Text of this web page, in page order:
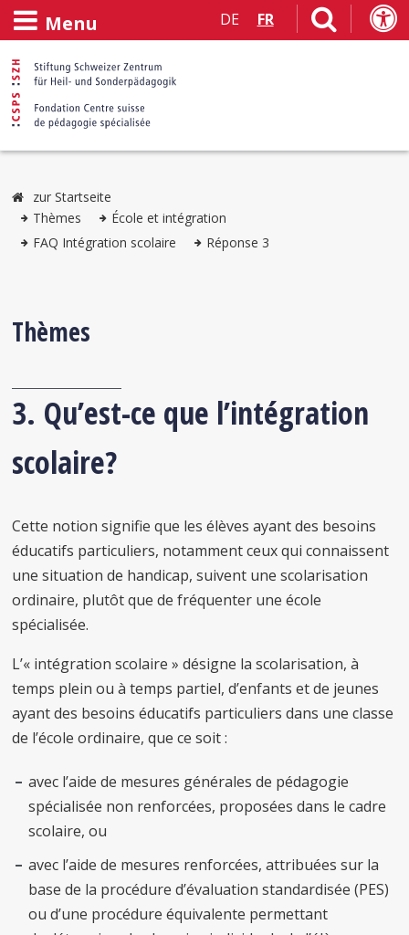
Menu DE FR
zur Startseite
Thèmes
École et intégration
FAQ Intégration scolaire
Réponse 3
Thèmes
3. Qu’est-ce que l’intégration
scolaire?
Cette notion signifie que les élèves ayant des besoins
éducatifs particuliers, notamment ceux qui connaissent
une situation de handicap, suivent une scolarisation
ordinaire, plutôt que de fréquenter une école
spécialisée.
L’« intégration scolaire » désigne la scolarisation, à
temps plein ou à temps partiel, d’enfants et de jeunes
ayant des besoins éducatifs particuliers dans une classe
de l’école ordinaire, que ce soit :
avec l’aide de mesures générales de pédagogie
spécialisée non renforcées, proposées dans le cadre
scolaire, ou
avec l’aide de mesures renforcées, attribuées sur la
base de la procédure d’évaluation standardisée (PES)
ou d’une procédure équivalente permettant